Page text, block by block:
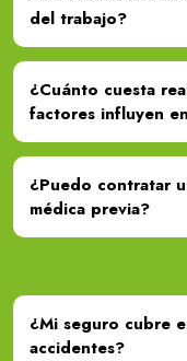
del trabajo?
¿Cuánto cuesta
factores influyen
¿Puedo contratar
médica previa?
¿Mi seguro cubre
accidentes?